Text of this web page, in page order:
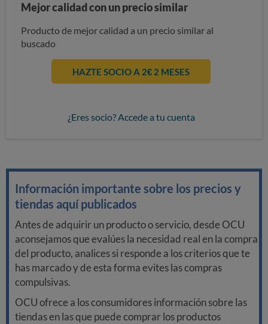
Mejor calidad con un precio similar
Producto de mejor calidad a un precio similar al
buscado
HAZTE SOCIO A 2€ 2 MESES
¿Eres socio? Accede a tu cuenta
Información importante sobre los precios y
tiendas aquí publicados
Antes de adquirir un producto o servicio, desde OCU
aconsejamos que evalúes la necesidad real en la compra
del producto, analices si responde a los criterios que te
has marcado y de esta forma evites las compras
compulsivas.
OCU ofrece a los consumidores información sobre las
tiendas en las que puede comprar los productos